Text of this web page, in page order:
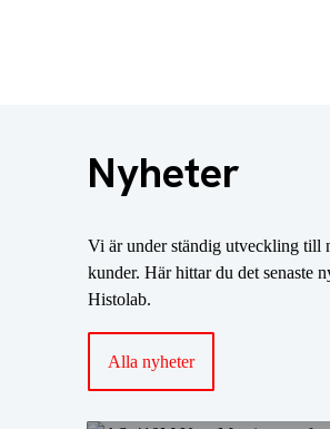
Nyheter
Vi är under ständig utveckling till
kunder. Här hittar du det senaste
Histolab.
Alla nyheter